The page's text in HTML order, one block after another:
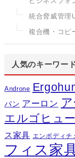
統合脅威管理
複合機・コピ
人気のキーワー
Androne
パン アーロン
エルゴヒュ
ス家具 エンボディチ
フィス家